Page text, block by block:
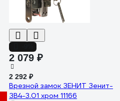
2 079 ₽
2 292 ₽
Врезной замок ЗЕНИТ Зенит-
ЗВ4-3.01 хром 11166